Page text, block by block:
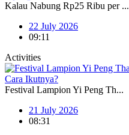
Kalau Nabung Rp25 Ribu per ...
22 July 2026
09:11
Activities
Festival Lampion Yi Peng Th...
21 July 2026
08:31